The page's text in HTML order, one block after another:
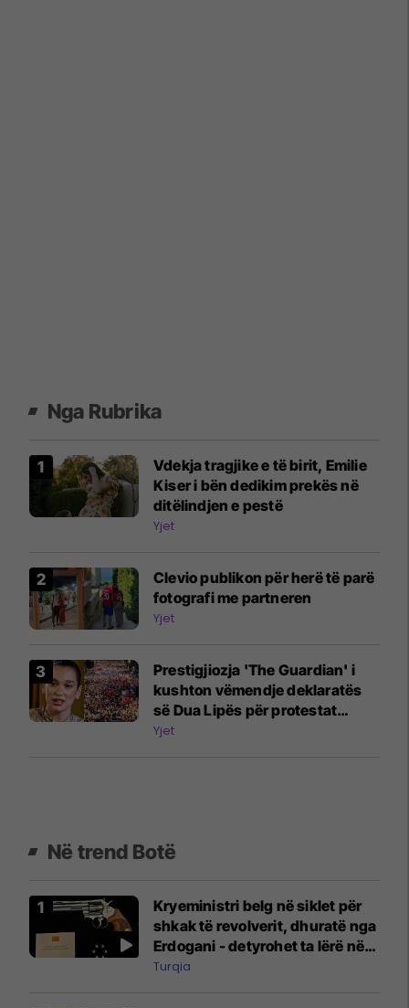
Nga Rubrika
Vdekja tragjike e të birit, Emilie
Kiser i bën dedikim prekës në
ditëlindjen e pestë
Yjet
Clevio publikon për herë të parë
fotografi me partneren
Yjet
Prestigjiozja 'The Guardian' i
kushton vëmendje deklaratës
së Dua Lipës për protestat
kundër projektit miliardësh në
Yjet
Në trend Botë
Kryeministri belg në siklet për
shkak të revolverit, dhuratë nga
Erdogani - detyrohet ta lërë në
një bazë ushtarake
Turqia